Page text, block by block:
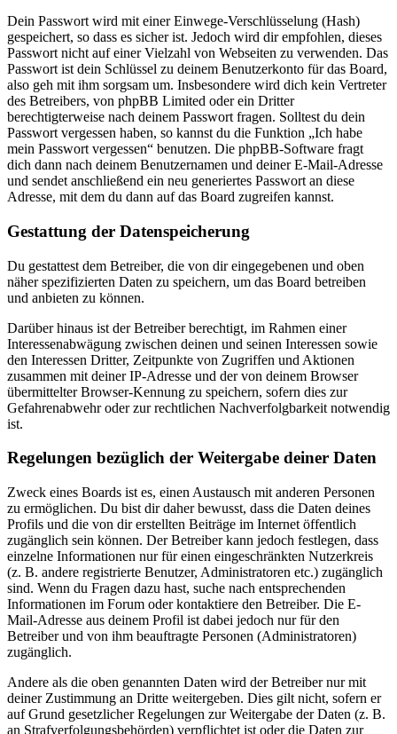
Dein Passwort wird mit einer Einwege-Verschlüsselung (Hash)
gespeichert, so dass es sicher ist. Jedoch wird dir empfohlen, dieses
Passwort nicht auf einer Vielzahl von Webseiten zu verwenden. Das
Passwort ist dein Schlüssel zu deinem Benutzerkonto für das Board,
also geh mit ihm sorgsam um. Insbesondere wird dich kein Vertreter
des Betreibers, von phpBB Limited oder ein Dritter
berechtigterweise nach deinem Passwort fragen. Solltest du dein
Passwort vergessen haben, so kannst du die Funktion „Ich habe
mein Passwort vergessen“ benutzen. Die phpBB-Software fragt
dich dann nach deinem Benutzernamen und deiner E-Mail-Adresse
und sendet anschließend ein neu generiertes Passwort an diese
Adresse, mit dem du dann auf das Board zugreifen kannst.
Gestattung der Datenspeicherung
Du gestattest dem Betreiber, die von dir eingegebenen und oben
näher spezifizierten Daten zu speichern, um das Board betreiben
und anbieten zu können.
Darüber hinaus ist der Betreiber berechtigt, im Rahmen einer
Interessenabwägung zwischen deinen und seinen Interessen sowie
den Interessen Dritter, Zeitpunkte von Zugriffen und Aktionen
zusammen mit deiner IP-Adresse und der von deinem Browser
übermittelter Browser-Kennung zu speichern, sofern dies zur
Gefahrenabwehr oder zur rechtlichen Nachverfolgbarkeit notwendig
ist.
Regelungen bezüglich der Weitergabe deiner Daten
Zweck eines Boards ist es, einen Austausch mit anderen Personen
zu ermöglichen. Du bist dir daher bewusst, dass die Daten deines
Profils und die von dir erstellten Beiträge im Internet öffentlich
zugänglich sein können. Der Betreiber kann jedoch festlegen, dass
einzelne Informationen nur für einen eingeschränkten Nutzerkreis
(z. B. andere registrierte Benutzer, Administratoren etc.) zugänglich
sind. Wenn du Fragen dazu hast, suche nach entsprechenden
Informationen im Forum oder kontaktiere den Betreiber. Die E-
Mail-Adresse aus deinem Profil ist dabei jedoch nur für den
Betreiber und von ihm beauftragte Personen (Administratoren)
zugänglich.
Andere als die oben genannten Daten wird der Betreiber nur mit
deiner Zustimmung an Dritte weitergeben. Dies gilt nicht, sofern er
auf Grund gesetzlicher Regelungen zur Weitergabe der Daten (z. B.
an Strafverfolgungsbehörden) verpflichtet ist oder die Daten zur